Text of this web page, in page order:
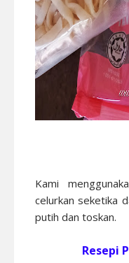
Kami
celurkan seketika
putih dan toskan.
Resepi